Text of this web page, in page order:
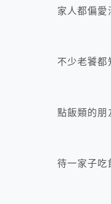
家人都偏愛
不少老饕都
點飯類的朋
待一家子吃